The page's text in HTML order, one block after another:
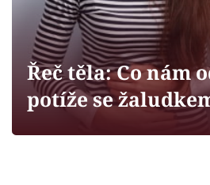
Sledujte prima+
Filmový festival
Řeč těla: Co nám
potíže se